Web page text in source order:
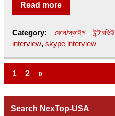
Read more
Category:ফোন/স্কাইপ ইন্টারভিউ
interview, skype interview
1 2 »
Search NexTop-USA